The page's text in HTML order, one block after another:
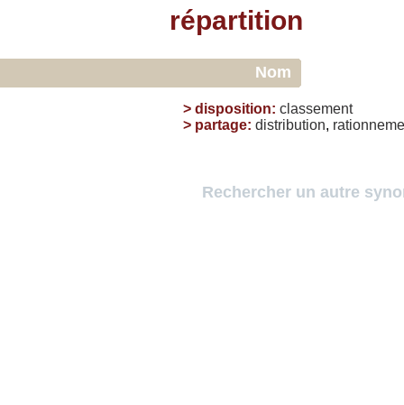
répartition
Nom
> disposition: classement
> partage: distribution,
Rechercher un autre